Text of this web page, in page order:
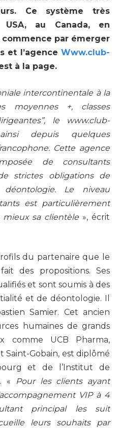
Ce système très
USA, au Canada, en
commence par émerger
et l’agence Www.club-
à la page.
intercontinentale à la
moyennes +, classes
le www.club-
depuis quelques
Cette agence
de consultants
strictes obligations de
Le niveau
est particulièrement
mieux sa clientèle », écrit
du partenaire que le
des propositions. Ses
et sont soumis à des
et de déontologie. Il
Samier. Cet ancien
humaines de grands
comme UCB Pharma,
Gobain, est diplômé
et de l’Institut de
«
Pour les clients ayant
VIP à 4
principal les suit
leurs souhaits par